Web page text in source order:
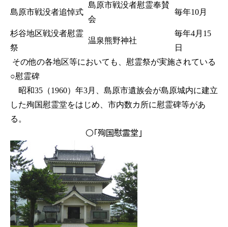
島原市戦没者追悼式
島原市戦没者慰霊奉賛
会
毎年10月
杉谷地区戦没者慰霊
祭
温泉熊野神社
毎年4月15
日
その他の各地区等においても、慰霊祭が実施されている
○慰霊碑
昭和35（1960）年3月、島原市遺族会が島原城内に建立
した殉国慰霊堂をはじめ、市内数カ所に慰霊碑等があ
る。
○「殉国慰霊堂」